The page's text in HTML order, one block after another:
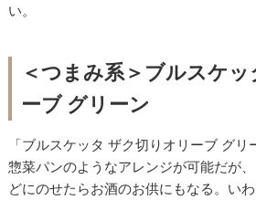
い。
＜つまみ系＞ブルスケッ
ーブ グリーン
「ブルスケッタ ザク切りオリーブ グ
惣菜パンのようなアレンジが可能だが
どにのせたらお酒のお供にもなる。い